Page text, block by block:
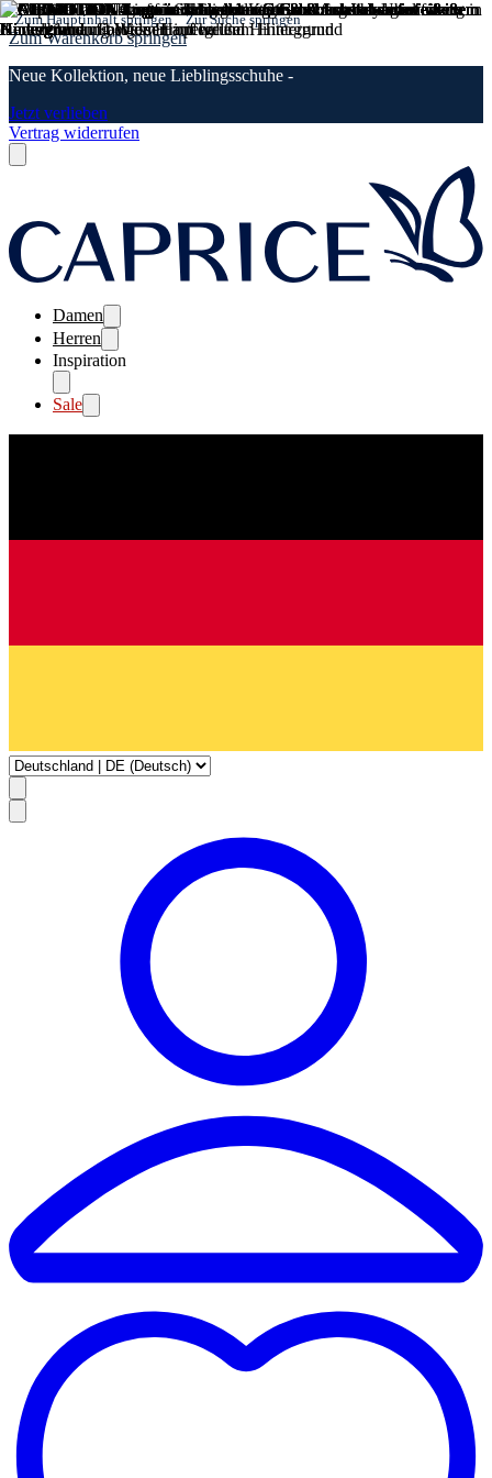
Zum Hauptinhalt springen Zur Suche springen
Zum Warenkorb springen
Neue Kollektion, neue Lieblingsschuhe -
Jetzt verlieben
Vertrag widerrufen
Damen
Herren
Inspiration
Sale